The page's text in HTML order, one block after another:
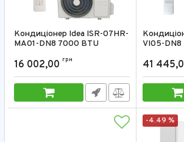
Кондиціонер Idea ISR-07HR-
MA01-DN8 7000 BTU
16 002,00 грн
VI05-
41
-4.49 %